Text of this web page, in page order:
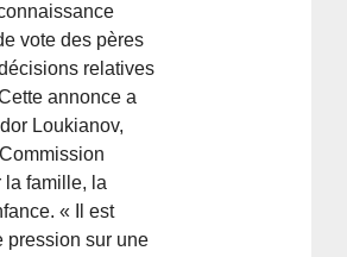
vote des pères
relatives
annonce a
Loukianov,
la famille, la
« Il est
pression sur une